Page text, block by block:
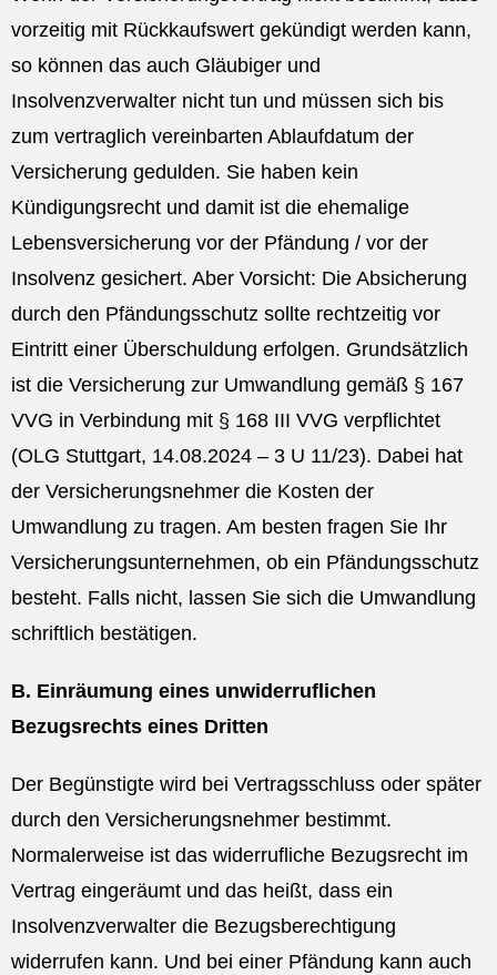
vorzeitig mit Rückkaufswert gekündigt werden kann,
so können das auch Gläubiger und
Insolvenzverwalter nicht tun und müssen sich bis
zum vertraglich vereinbarten Ablaufdatum der
Versicherung gedulden. Sie haben kein
Kündigungsrecht und damit ist die ehemalige
Lebensversicherung vor der Pfändung / vor der
Insolvenz gesichert. Aber Vorsicht: Die Absicherung
durch den Pfändungsschutz sollte rechtzeitig vor
Eintritt einer Überschuldung erfolgen. Grundsätzlich
ist die Versicherung zur Umwandlung gemäß § 167
VVG in Verbindung mit § 168 III VVG verpflichtet
(OLG Stuttgart, 14.08.2024 – 3 U 11/23). Dabei hat
der Versicherungsnehmer die Kosten der
Umwandlung zu tragen. Am besten fragen Sie Ihr
Versicherungsunternehmen, ob ein Pfändungsschutz
besteht. Falls nicht, lassen Sie sich die Umwandlung
schriftlich bestätigen.
B. Einräumung eines unwiderruflichen
Bezugsrechts eines Dritten
Der Begünstigte wird bei Vertragsschluss oder später
durch den Versicherungsnehmer bestimmt.
Normalerweise ist das widerrufliche Bezugsrecht im
Vertrag eingeräumt und das heißt, dass ein
Insolvenzverwalter die Bezugsberechtigung
widerrufen kann. Und bei einer Pfändung kann auch